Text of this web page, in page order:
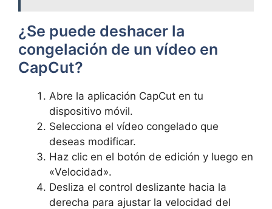
¿Se puede deshacer la
congelación de un vídeo en
CapCut?
Abre la aplicación CapCut en tu
dispositivo móvil.
Selecciona el vídeo congelado que
deseas modificar.
Haz clic en el botón de edición y luego en
«Velocidad».
Desliza el control deslizante hacia la
derecha para ajustar la velocidad del